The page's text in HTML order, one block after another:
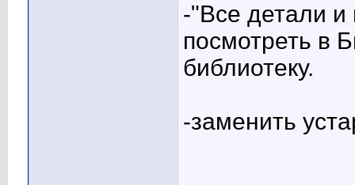
-"Все детали
посмотреть в
библиотеку.
-заменить